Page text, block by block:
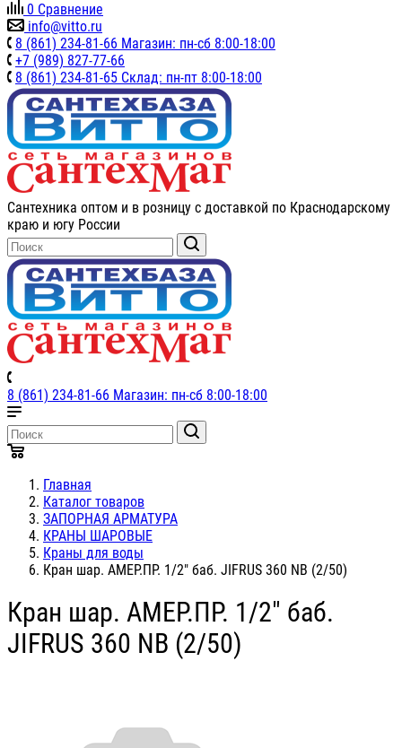
0 Сравнение
info@vitto.ru
8 (861) 234-81-66 Магазин: пн-сб 8:00-18:00
+7 (989) 827-77-66
8 (861) 234-81-65 Склад: пн-пт 8:00-18:00
Сантехника оптом и в розницу с доставкой по Краснодарскому
краю и югу России
8 (861) 234-81-66 Магазин: пн-сб 8:00-18:00
Главная
Каталог товаров
ЗАПОРНАЯ АРМАТУРА
КРАНЫ ШАРОВЫЕ
Краны для воды
Кран шар. АМЕР.ПР. 1/2" баб. JIFRUS 360 NB (2/50)
Кран шар. АМЕР.ПР. 1/2" баб.
JIFRUS 360 NB (2/50)